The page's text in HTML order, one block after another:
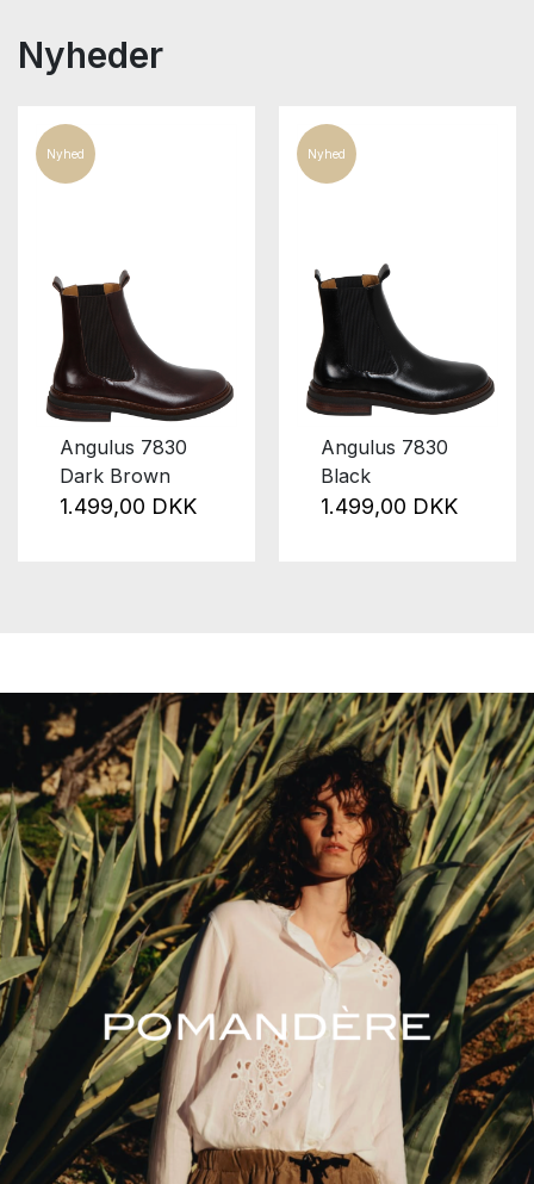
Nyheder
Nyhed
Angulus 7830
Dark Brown
1.499,00 DKK
Nyhed
Angulus 7830
Black
1.499,00 DKK